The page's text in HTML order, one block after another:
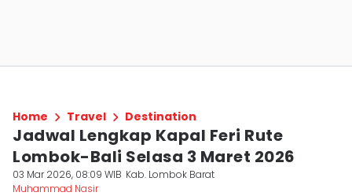
Home Travel Destination
Jadwal Lengkap Kapal Feri Rute
Lombok-Bali Selasa 3 Maret 2026
03 Mar 2026, 08:09 WIB Kab. Lombok Barat
Muhammad Nasir